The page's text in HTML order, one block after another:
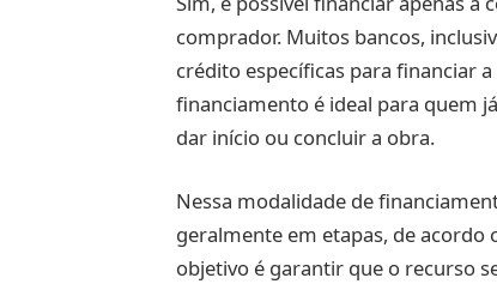
comprador. Muitos bancos,
crédito específicas para financiar
financiamento é ideal para quem
dar início ou concluir a obra.
Nessa modalidade de
geralmente em etapas, de acordo
objetivo é garantir que o recurso